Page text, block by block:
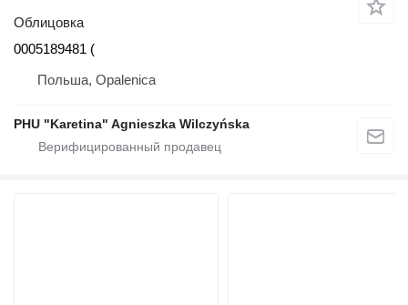
Облицовка
0005189481 (
Польша, Opalenica
PHU "Karetina" Agnieszka Wilczyńska